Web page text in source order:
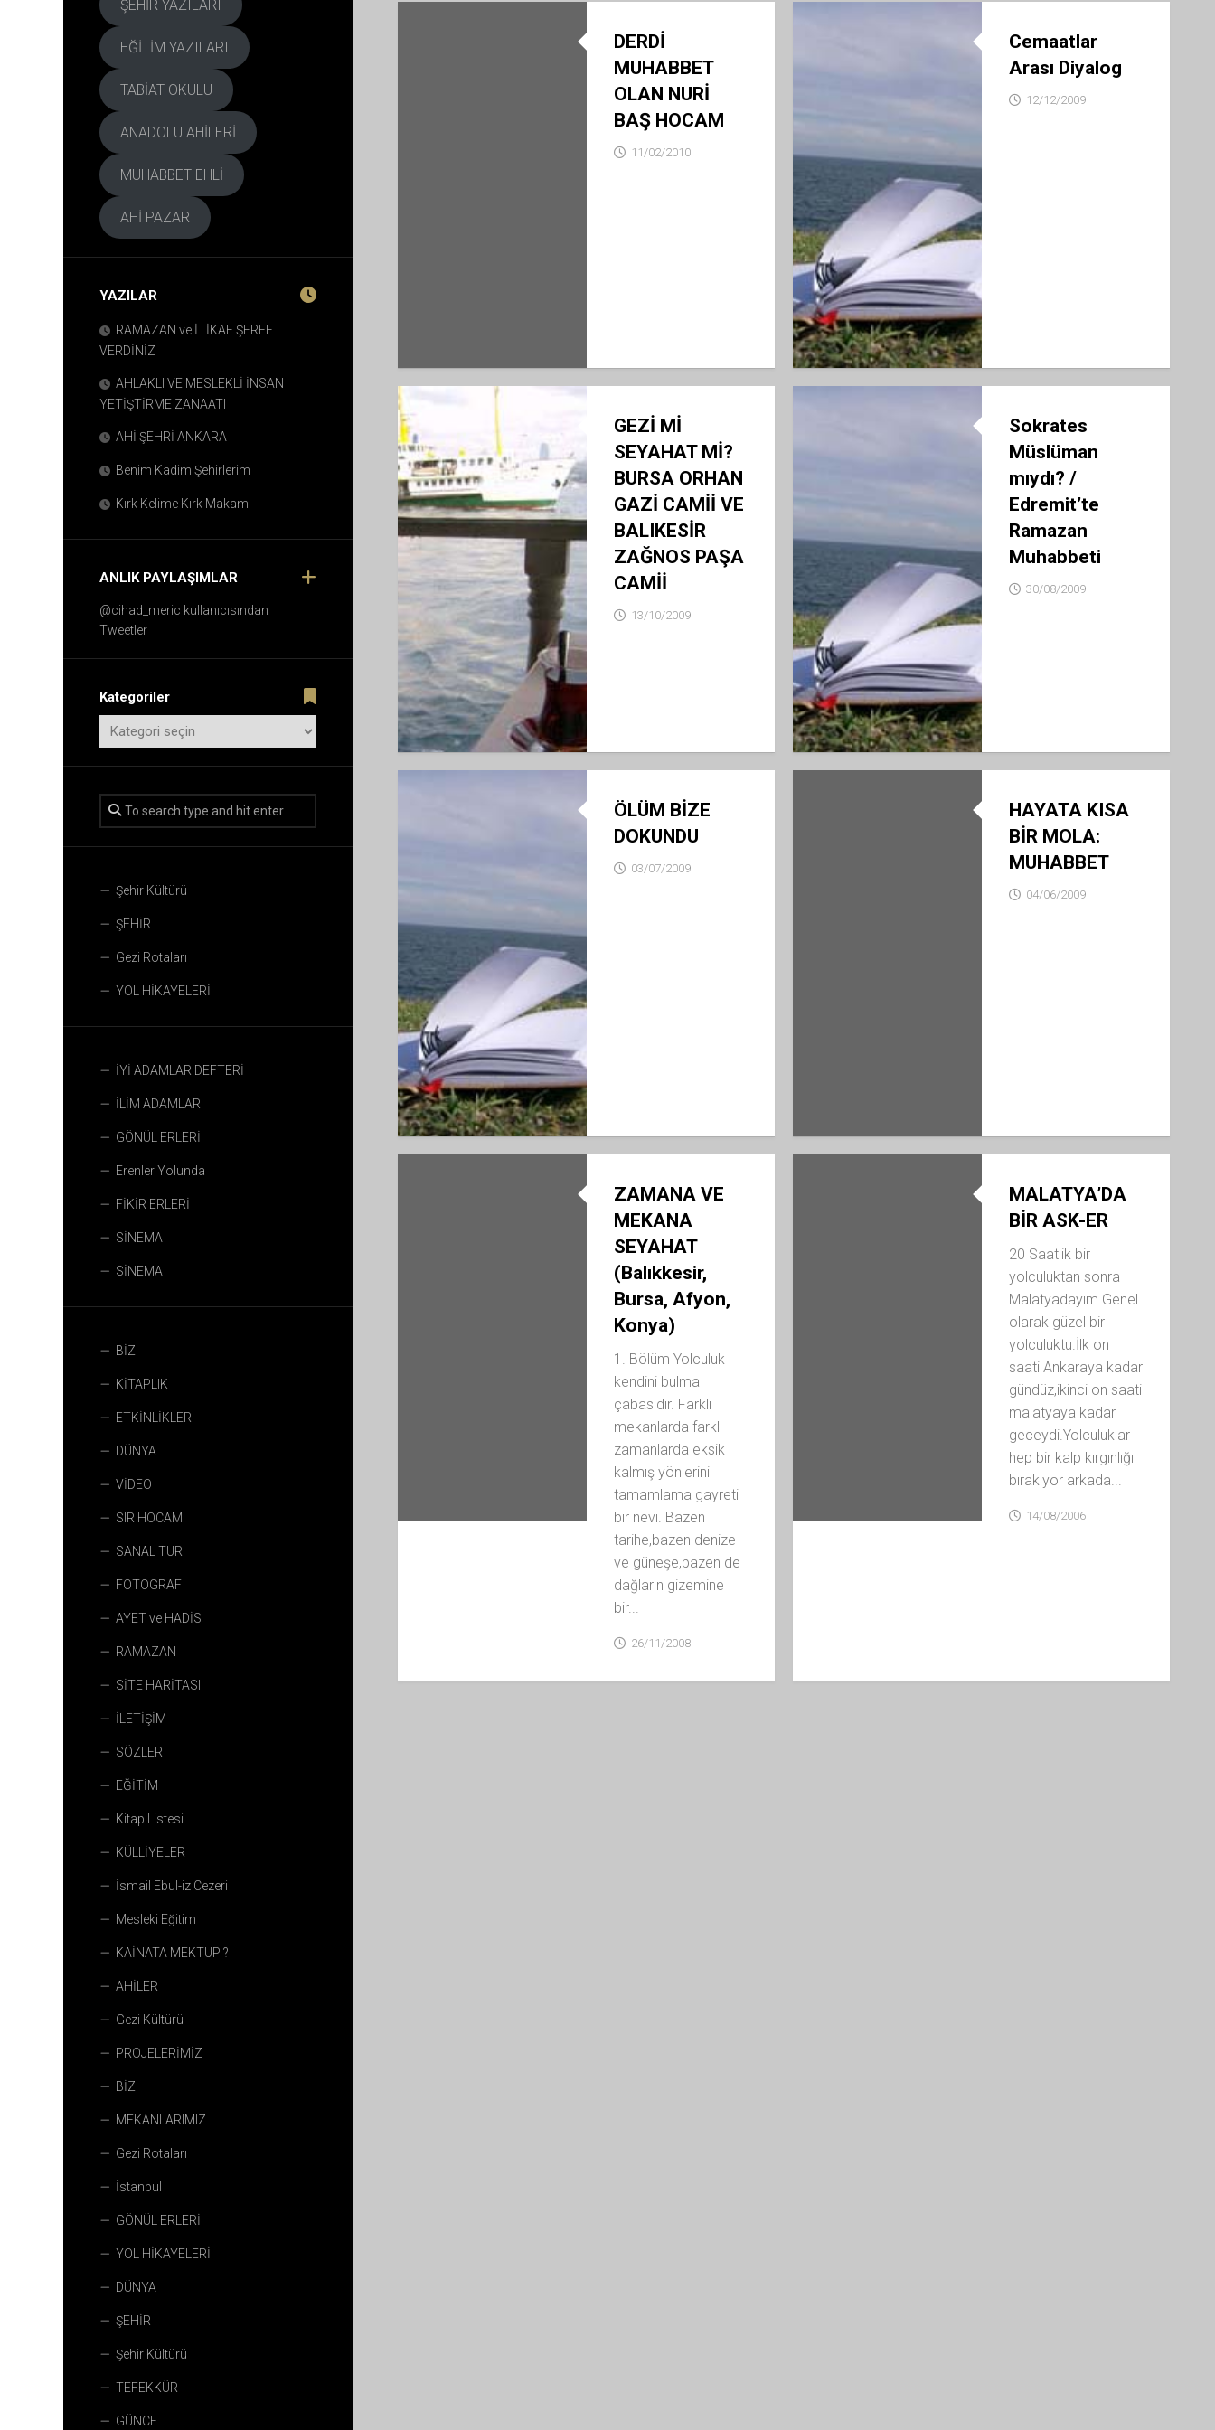
DERDİ
MUHABBET
OLAN NURİ
BAŞ HOCAM
11/02/2010
Cemaatlar
Arası Diyalog
12/12/2009
GEZİ Mİ
SEYAHAT Mİ?
BURSA ORHAN
GAZİ CAMİİ VE
BALIKESİR
ZAĞNOS PAŞA
CAMİİ
13/10/2009
Sokrates
Müslüman
mıydı? /
Edremit’te
Ramazan
Muhabbeti
30/08/2009
ÖLÜM BİZE
DOKUNDU
03/07/2009
HAYATA KISA
BİR MOLA:
MUHABBET
04/06/2009
ZAMANA VE
MEKANA
SEYAHAT
(Balıkkesir,
Bursa, Afyon,
Konya)
1. Bölüm Yolculuk
kendini bulma
çabasıdır. Farklı
mekanlarda farklı
zamanlarda eksik
kalmış yönlerini
tamamlama gayreti
bir nevi. Bazen
tarihe,bazen denize
ve güneşe,bazen de
dağların gizemine
bir...
26/11/2008
MALATYA’DA
BİR ASK-ER
20 Saatlik bir
yolculuktan sonra
Malatyadayım.Genel
olarak güzel bir
yolculuktu.İlk on
saati Ankaraya kadar
gündüz,ikinci on saati
malatyaya kadar
geceydi.Yolculuklar
hep bir kalp kırgınlığı
bırakıyor arkada...
14/08/2006
ŞEHİR YAZILARI
EĞİTİM YAZILARI
TABİAT OKULU
ANADOLU AHİLERİ
MUHABBET EHLİ
AHİ PAZAR
YAZILAR
RAMAZAN ve İTİKAF ŞEREF
VERDİNİZ
AHLAKLI VE MESLEKLİ İNSAN
YETİŞTİRME ZANAATI
AHİ ŞEHRİ ANKARA
Benim Kadim Şehirlerim
Kırk Kelime Kırk Makam
ANLIK PAYLAŞIMLAR
@cihad_meric kullanıcısından
Tweetler
Kategoriler
Şehir Kültürü
ŞEHİR
Gezi Rotaları
YOL HİKAYELERİ
İYİ ADAMLAR DEFTERİ
İLİM ADAMLARI
GÖNÜL ERLERİ
Erenler Yolunda
FİKİR ERLERİ
SİNEMA
SİNEMA
BİZ
KİTAPLIK
ETKİNLİKLER
DÜNYA
VİDEO
SIR HOCAM
SANAL TUR
FOTOGRAF
AYET ve HADİS
RAMAZAN
SİTE HARİTASI
İLETİŞİM
SÖZLER
EĞİTİM
Kitap Listesi
KÜLLİYELER
İsmail Ebul-iz Cezeri
Mesleki Eğitim
KAİNATA MEKTUP ?
AHİLER
Gezi Kültürü
PROJELERİMİZ
BİZ
MEKANLARIMIZ
Gezi Rotaları
İstanbul
GÖNÜL ERLERİ
YOL HİKAYELERİ
DÜNYA
ŞEHİR
Şehir Kültürü
TEFEKKÜR
GÜNCE